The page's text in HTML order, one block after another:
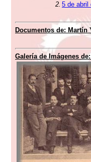
2. 5 de abril
Documentos de: Martín
Galería de Imágenes